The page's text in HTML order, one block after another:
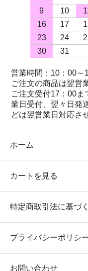
9
10
16
17
23
24
30
31
営業時間：10：00～
ご注文の商品は翌営
ご注文受付17：00ま
業日受付、翌々日発
どは翌営業日対応さ
ホーム
カートを見る
特定商取引法に基づ
プライバシーポリシ
お問い合わせ